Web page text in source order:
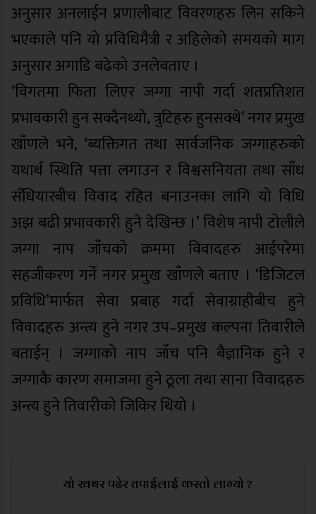
अनुसार अनलाईन प्रणालीबाट विवरणहरु लिन सकिने
भएकाले पनि यो प्रविधिमैत्री र अहिलेको समयको माग
अनुसार अगाडि बढेको उनलेबताए ।
‘विगतमा फिता लिएर जग्गा नापी गर्दा शतप्रतिशत
प्रभावकारी हुन सक्दैनथ्यो, त्रुटिहरु हुनसक्थे’ नगर प्रमुख
खाँणले भने, ‘ब्यक्तिगत तथा सार्वजनिक जग्गाहरुको
यथार्थ स्थिति पत्ता लगाउन र विश्वसनियता तथा साँध
सँधियारबीच विवाद रहित बनाउनका लागि यो विधि
अझ बढी प्रभावकारी हुने देखिन्छ ।’ विशेष नापी टोलीले
जग्गा नाप जाँचको क्रममा विवादहरु आईपरेमा
सहजीकरण गर्ने नगर प्रमुख खाँणले बताए । ‘डिजिटल
प्रविधि’मार्फत सेवा प्रबाह गर्दा सेवाग्राहीबीच हुने
विवादहरु अन्त्य हुने नगर उप–प्रमुख कल्पना तिवारीले
बताईन् । जग्गाको नाप जाँच पनि बैज्ञानिक हुने र
जग्गाकै कारण समाजमा हुने ठूला तथा साना विवादहरु
अन्त्य हुने तिवारीको जिकिर थियो ।
यो खबर पढेर तपाईलाई कस्तो लाग्यो ?